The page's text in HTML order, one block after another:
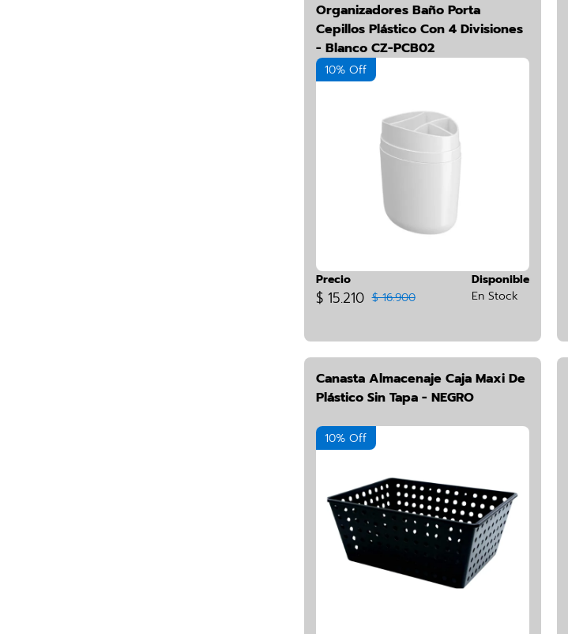
Organizadores Baño Porta
Cepillos Plástico Con 4 Divisiones
- Blanco CZ-PCB02
10% Off
Precio
$ 15.210 $ 16.900
Disponible
En Stock
Canasta Almacenaje Caja Maxi De
Plástico Sin Tapa - NEGRO
10% Off